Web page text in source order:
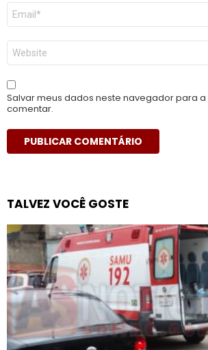
E-
mail
*
Site
Salvar meus dados neste navegador para
comentar.
TALVEZ VOCÊ GOSTE